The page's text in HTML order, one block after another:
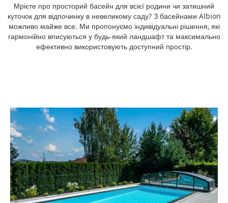
Мрієте про просторий басейн для всієї родини чи затишний
куточок для відпочинку в невеликому саду? З басейнами Albion
можливо майже все. Ми пропонуємо індивідуальні рішення, які
гармонійно вписуються у будь-який ландшафт та максимально
ефективно використовують доступний простір.